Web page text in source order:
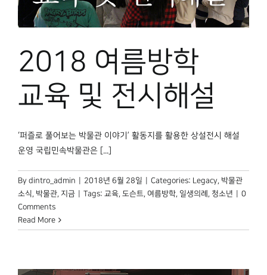
민속 인사이드
원문보기 PDF
2018 여름방학
교육 및 전시해설
‘퍼즐로 풀어보는 박물관 이야기’ 활동지를 활용한 상설전시 해설
운영 국립민속박물관은 [...]
By dintro_admin 2018년 6월 28일 Categories: Legacy, 박물관
소식, 박물관, 지금 Tags: 교육, 도슨트, 여름방학, 일생의례 , 청소년
0
Comments
Read More